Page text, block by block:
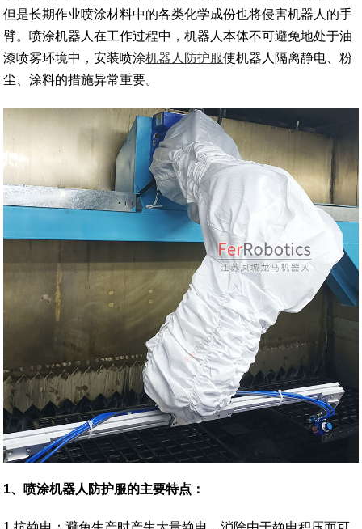
但是长期作业喷涂材料中的各类化学成份也将侵害机器人的手
臂。喷涂机器人在工作过程中，机器人本体不可避免地处于油
漆喷雾环境中，安装喷涂机器人防护服使机器人隔离静电、粉
尘、涂料的措施异常重要。
1、喷涂机器人防护服的主要特点：